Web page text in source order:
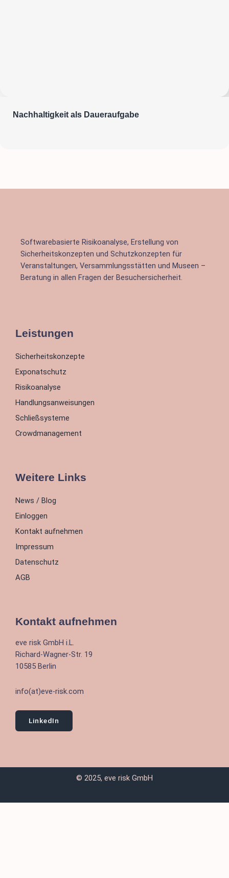
Nachhaltigkeit als Daueraufgabe
Softwarebasierte Risikoanalyse, Erstellung von
Sicherheitskonzepten und Schutzkonzepten für
Veranstaltungen, Versammlungsstätten und Museen –
Beratung in allen Fragen der Besuchersicherheit.
Leistungen
Sicherheitskonzepte
Exponatschutz
Risikoanalyse
Handlungsanweisungen
Schließsysteme
Crowdmanagement
Weitere Links
News / Blog
Einloggen
Kontakt aufnehmen
Impressum
Datenschutz
AGB
Kontakt aufnehmen
eve risk GmbH i.L.
Richard-Wagner-Str. 19
10585 Berlin
info(at)eve-risk.com
LinkedIn
© 2025, eve risk GmbH